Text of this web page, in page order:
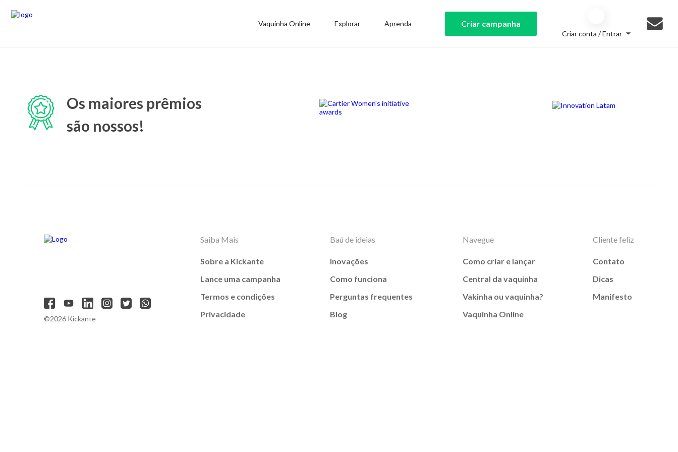
Vaquinha Online Explorar Aprenda Criar campanha
Criar conta / Entrar
Os maiores prêmios
são nossos!
©2026 Kickante
Saiba Mais
Sobre a Kickante
Lance uma campanha
Termos e condições
Privacidade
Baú de ideias
Inovações
Como funciona
Perguntas frequentes
Blog
Navegue
Como criar e lançar
Central da vaquinha
Vakinha ou vaquinha?
Vaquinha Online
Cliente feliz
Contato
Dicas
Manifesto